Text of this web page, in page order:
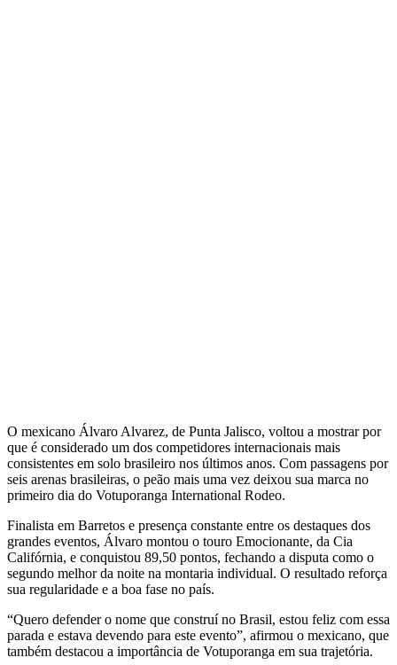
O mexicano Álvaro Alvarez, de Punta Jalisco, voltou a mostrar por
que é considerado um dos competidores internacionais mais
consistentes em solo brasileiro nos últimos anos. Com passagens por
seis arenas brasileiras, o peão mais uma vez deixou sua marca no
primeiro dia do Votuporanga International Rodeo.
Finalista em Barretos e presença constante entre os destaques dos
grandes eventos, Álvaro montou o touro Emocionante, da Cia
Califórnia, e conquistou 89,50 pontos, fechando a disputa como o
segundo melhor da noite na montaria individual. O resultado reforça
sua regularidade e a boa fase no país.
“Quero defender o nome que construí no Brasil, estou feliz com essa
parada e estava devendo para este evento”, afirmou o mexicano, que
também destacou a importância de Votuporanga em sua trajetória.